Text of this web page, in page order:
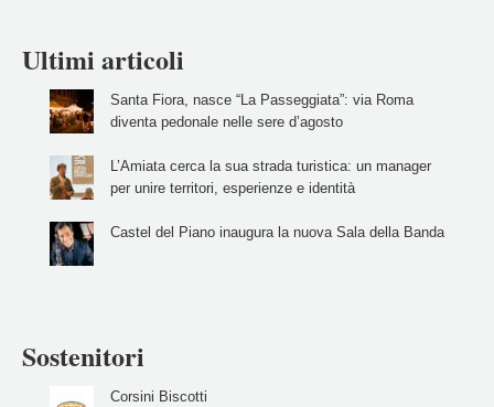
Ultimi articoli
Santa Fiora, nasce “La Passeggiata”: via Roma
diventa pedonale nelle sere d’agosto
L’Amiata cerca la sua strada turistica: un manager
per unire territori, esperienze e identità
Castel del Piano inaugura la nuova Sala della Banda
Sostenitori
Corsini Biscotti